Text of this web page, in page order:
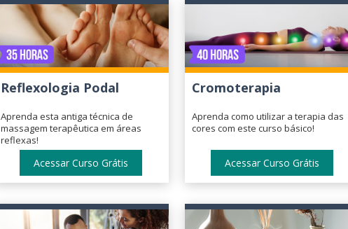
Reflexologia Podal
Aprenda esta antiga técnica de
massagem terapêutica em áreas
reflexas!
Acessar Curso Grátis
Cromoterapia
Aprenda como utilizar a terapia das
cores com este curso básico!
Acessar Curso Grátis